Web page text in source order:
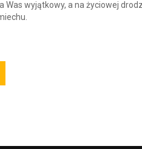
Was wyjątkowy, a na życiowej